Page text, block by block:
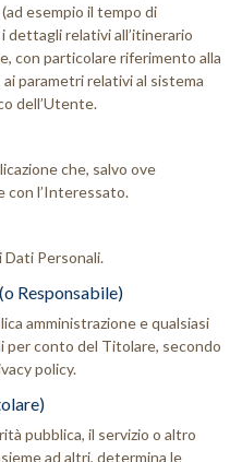
esempio il tempo di
dettagli relativi all’itinerario
con particolare riferimento alla
parametri relativi al sistema
dell’Utente.
che, salvo ove
con l’Interessato.
Dati Personali.
Responsabile)
amministrazione e qualsiasi
conto del Titolare, secondo
policy.
pubblica, il servizio o altro
ad altri, determina le